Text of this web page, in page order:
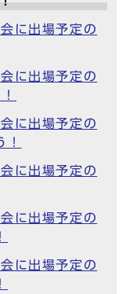
に出場予定の
に出場予定の
に出場予定の
に出場予定の
に出場予定の
に出場予定の